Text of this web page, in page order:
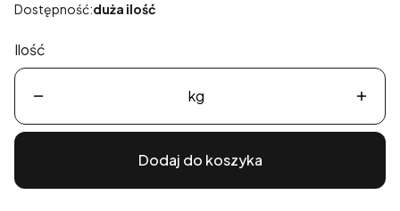
Dostępność:duża ilość
Ilość
kg
Dodaj do koszyka